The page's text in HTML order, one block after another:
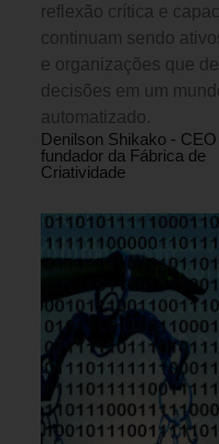
reflexão crítica e
continuam sendo
e organizações que
decisões em um
automatizado.
Denilson Shikako -
fundador da Fábrica de
Criatividade